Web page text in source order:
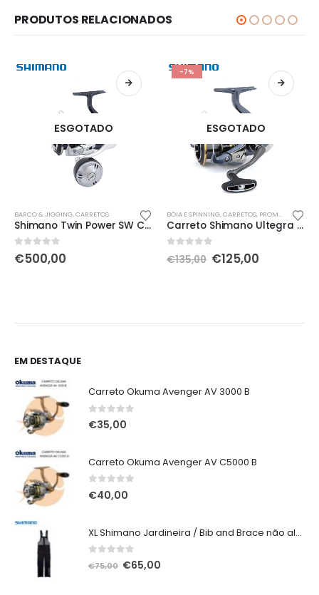
PRODUTOS RELACIONADOS
TELESURF / FUNDO
ESGOTADO
BARCO & JIGGING,CARRETOS
Shimano Twin Power SW C 8000 PG
0out of 5
€500,00
-7%
ESGOTADO
BÓIA E SPINNING,CARRETOS, PROMOÇÕES!!
Carreto Shimano Ultegra FC 4000XG
€135,00 O
preço
€125,00O
EM DESTAQUE
Carreto Okuma Avenger AV 3000 B
0out of 5
€35,00
Carreto Okuma Avenger AV C5000 B
0out of 5
€40,00
XL Shimano Jardineira / Bib and Brace não alcochoada preta
out of 5
€75,00 O
€65,00